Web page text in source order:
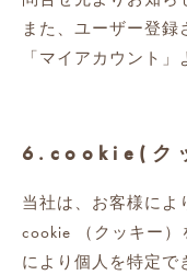
また、ユーザー登
「マイアカウント
6.cookie(ク
当社は、お客様によ
cookie （クッキー
により個人を特定で